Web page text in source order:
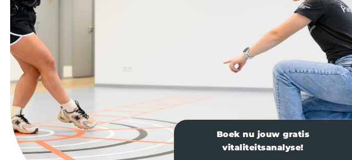
Boek nu jouw gratis
vitaliteitsanalyse!